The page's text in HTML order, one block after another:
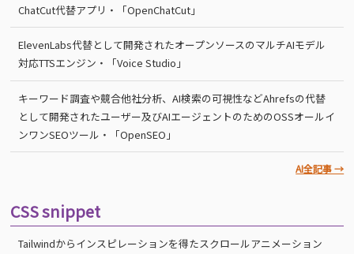
ChatCut代替アプリ・「OpenChatCut」
ElevenLabs代替として開発されたオープンソースのマルチAIモデル
対応TTSエンジン・「Voice Studio」
キーワード調査や競合他社分析、AI検索の可視性などAhrefsの代替
として開発されたユーザー及びAIエージェントのためのOSSオールイ
ンワンSEOツール・「OpenSEO」
AI全記事 →
CSS snippet
Tailwindからインスピレーションを得たスクロールアニメーション